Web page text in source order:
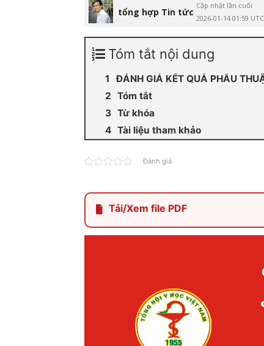
tổng hợp Tin tức
Cập nhật lần cuối
2026-01-14 01:59
Tóm tắt nội dung
ĐÁNH GIÁ KẾT QUẢ PHẪU
Tóm tắt
Từ khóa
Tài liệu tham khảo
Đánh giá
Tải/Xem file PDF